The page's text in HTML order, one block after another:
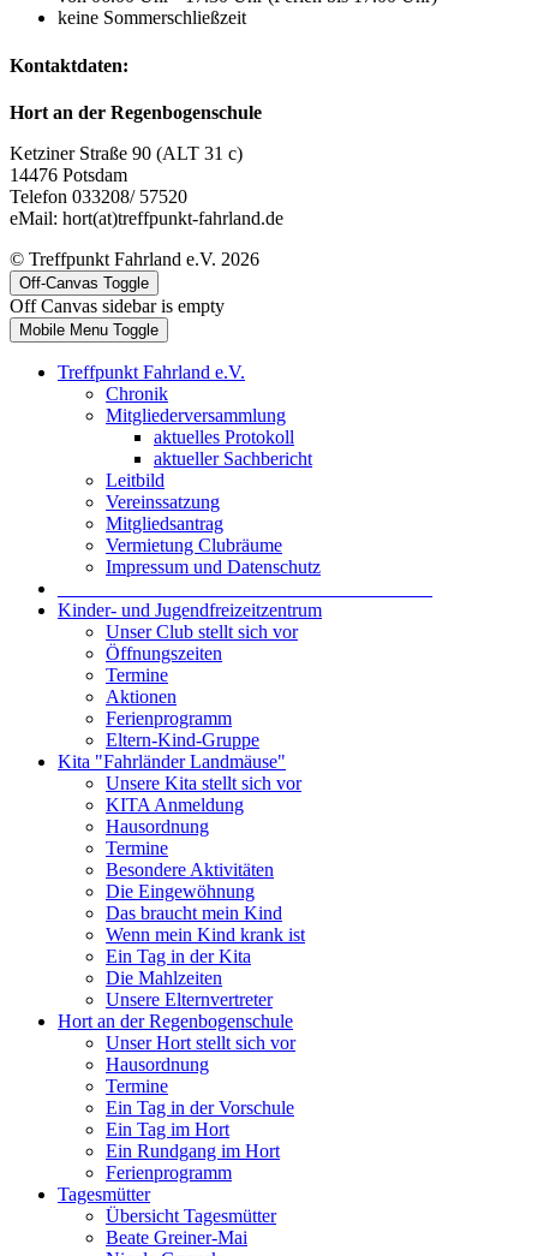
keine Sommerschließzeit
Kontaktdaten:
Hort an der Regenbogenschule
Ketziner Straße 90 (ALT 31 c)
14476 Potsdam
Telefon 033208/ 57520
eMail: hort(at)treffpunkt-fahrland.de
© Treffpunkt Fahrland e.V. 2026
Off-Canvas Toggle
Off Canvas sidebar is empty
Mobile Menu Toggle
Treffpunkt Fahrland e.V.
Chronik
Mitgliederversammlung
aktuelles Protokoll
aktueller Sachbericht
Leitbild
Vereinssatzung
Mitgliedsantrag
Vermietung Clubräume
Impressum und Datenschutz
Kinder- und Jugendfreizeitzentrum
Unser Club stellt sich vor
Öffnungszeiten
Termine
Aktionen
Ferienprogramm
Eltern-Kind-Gruppe
Kita "Fahrländer Landmäuse"
Unsere Kita stellt sich vor
KITA Anmeldung
Hausordnung
Termine
Besondere Aktivitäten
Die Eingewöhnung
Das braucht mein Kind
Wenn mein Kind krank ist
Ein Tag in der Kita
Die Mahlzeiten
Unsere Elternvertreter
Hort an der Regenbogenschule
Unser Hort stellt sich vor
Hausordnung
Termine
Ein Tag in der Vorschule
Ein Tag im Hort
Ein Rundgang im Hort
Ferienprogramm
Tagesmütter
Übersicht Tagesmütter
Beate Greiner-Mai